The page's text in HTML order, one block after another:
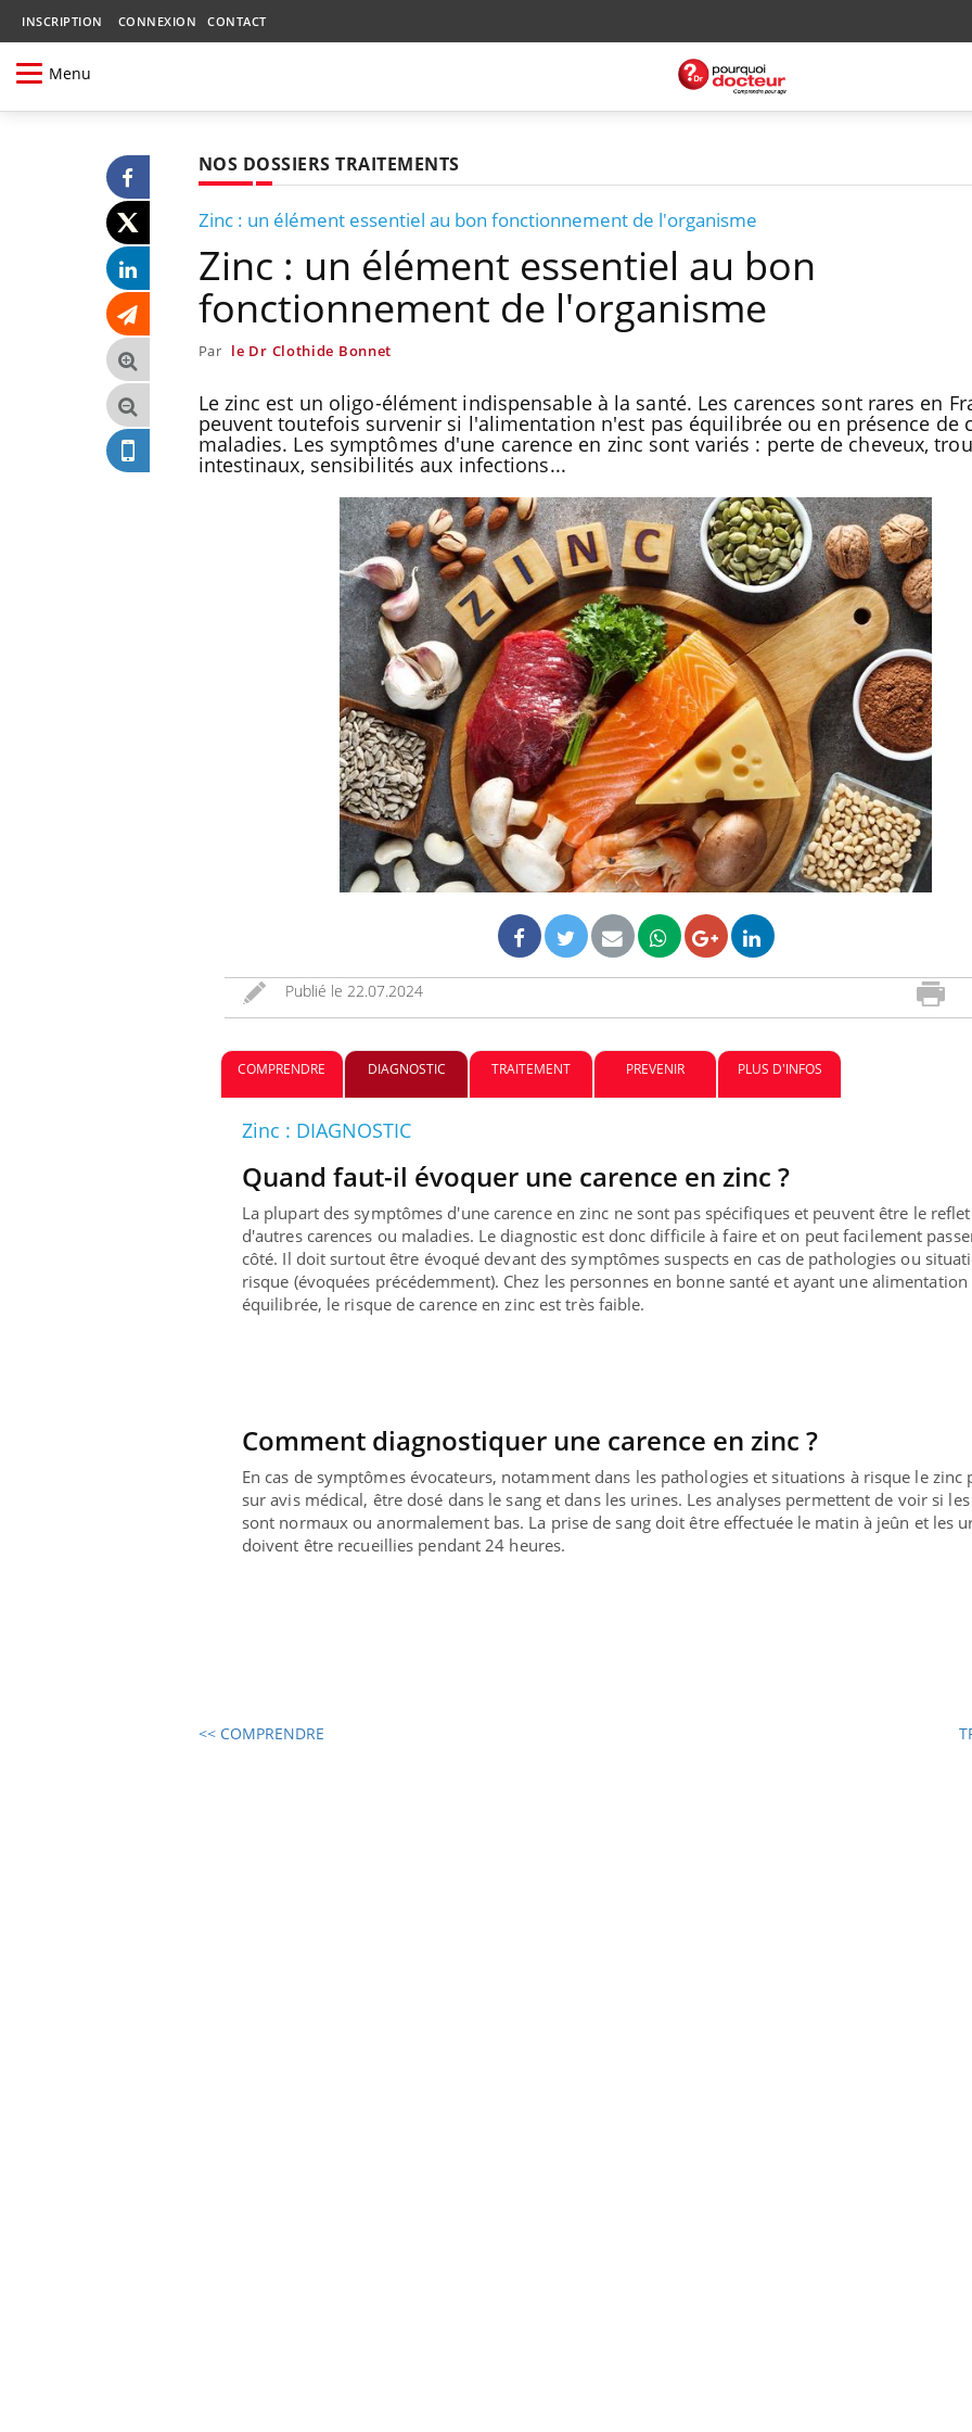
INSCRIPTION CONNEXION CONTACT
Menu
NOS DOSSIERS TRAITEMENTS
Zinc : un élément essentiel au bon fonctionnement de l'organisme
Zinc : un élément essentiel au bon
fonctionnement de l'organisme
Par le Dr Clothide Bonnet
Le zinc est un oligo-élément indispensable à la santé. Les carences sont rares en
peuvent toutefois survenir si l'alimentation n'est pas équilibrée ou en présence de
maladies. Les symptômes d'une carence en zinc sont variés : perte de cheveux,
intestinaux, sensibilités aux infections...
Publié le22.07.2024
COMPRENDRE DIAGNOSTIC TRAITEMENT PREVENIR PLUS D'INFOS
Zinc : DIAGNOSTIC
Quand faut-il évoquer une carence en zinc ?
La plupart des symptômes d'une carence en zinc ne sont pas spécifiques et peuvent être le reflet
d'autres carences ou maladies. Le diagnostic est donc difficile à faire et on peut facilement
côté. Il doit surtout être évoqué devant des symptômes suspects en cas de pathologies ou
risque (évoquées précédemment). Chez les personnes en bonne santé et ayant une alimentation
équilibrée, le risque de carence en zinc est très faible.
Comment diagnostiquer une carence en zinc ?
En cas de symptômes évocateurs, notamment dans les pathologies et situations à risque le zinc
sur avis médical, être dosé dans le sang et dans les urines. Les analyses permettent de voir si
sont normaux ou anormalement bas. La prise de sang doit être effectuée le matin à jeûn et les
doivent être recueillies pendant 24 heures.
<< COMPRENDRE
Fatigue en vacances :
normal ou signe d’une
maladie ?
Et si les caries pouvaient
bientôt disparaître sans
plombage ?
Éclipse solaire du 12 août :
“Des verres adaptés, c'est
indispensable pour la santé
Les
Mon
Bébés,
quelle
pour les
Youtube
Eczéma Chronique des Mains :
expliquer ma maladieYoutube
Il y a des sujets qui sont faciles à aborder...
Youtube
Carence en fer :
prévenirYoutube